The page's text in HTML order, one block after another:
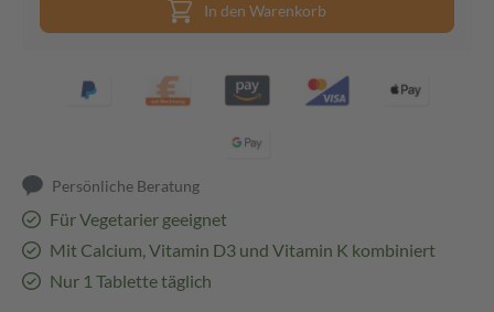
In den Warenkorb
Persönliche Beratung
Für Vegetarier geeignet
Mit Calcium, Vitamin D3 und Vitamin K kombiniert
Nur 1 Tablette täglich